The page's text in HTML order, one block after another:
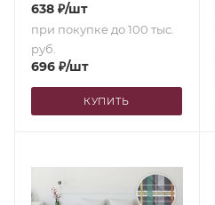
638 ₽/шт
при покупке до 100 тыс.
руб.
696 ₽/шт
КУПИТЬ